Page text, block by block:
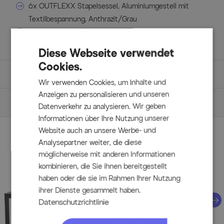
6x OUTFLEXX Stapelsessel, Aluminiumgestell mit
Textilbespannung, Anthrazit/Grau
Maße
Details
SIENA GARDEN Miros Ausziehtisch
Material Gestell: Aluminium
Behandlung Oberfläche: Pulverbeschichtet
Farbe Gestell: Anthrazit
Tischplatte aus Glas mit Keramikpulverbeschichtung
Farbe Tischplatte: dark concrete
Funktion: Ausziehbar
OUTFLEXX Stapelsessel
Artikelmerkmale & Materialien
Hauptmaterial:
Aluminium ist ein sehr leichtes Metall und überzeugt unter
anderem durch seine lange Lebensdauer und eine gute
Korrosionsbeständigkeit. Es ist witterungsbeständig und
hält zudem Frost, Sonne, Regen und UV-Strahlung stand.
Des Weiteren ist das Material sehr stabil und lässt sich mit
traditionellen Handwerksmethoden in nahezu jede beliebige
Form bringen. Ein weiterer Vorteil: Aluminium ist zu 100
Prozent recyclebar und gilt daher als nachhaltig. Aufgrund
Perfektionieren Sie Ihren Garten
Aus dieser Serie
Diese Webseite verwendet
Cookies.
Wir verwenden Cookies, um Inhalte und
Anzeigen zu personalisieren und unseren
Datenverkehr zu analysieren. Wir geben
Informationen über Ihre Nutzung unserer
Website auch an unsere Werbe- und
Analysepartner weiter, die diese
möglicherweise mit anderen Informationen
kombinieren, die Sie ihnen bereitgestellt
haben oder die sie im Rahmen Ihrer Nutzung
ihrer Dienste gesammelt haben.
Datenschutzrichtlinie